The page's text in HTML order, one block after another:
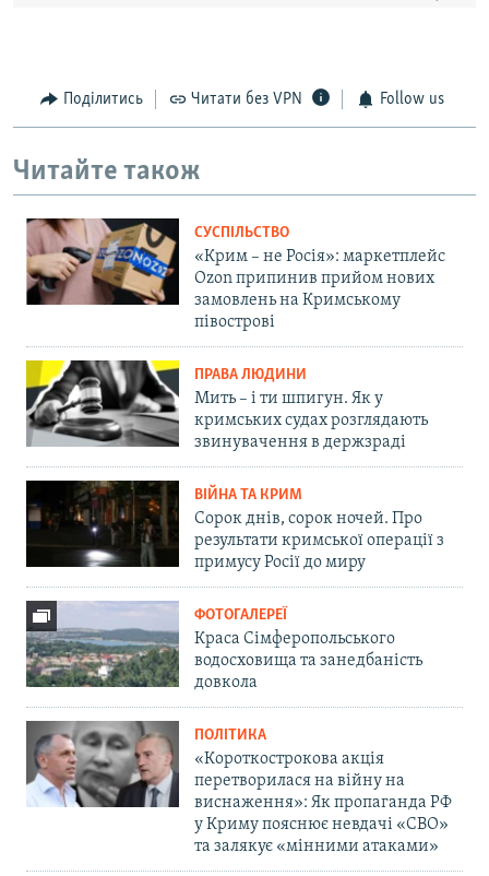
Поділитись Читати без VPN Follow us
Читайте також
СУСПІЛЬСТВО
«Крим – не Росія»: маркетплейс
Ozon припинив прийом нових
замовлень на Кримському
півострові
ПРАВА ЛЮДИНИ
Мить – і ти шпигун. Як у
кримських судах розглядають
звинувачення в держзраді
ВІЙНА ТА КРИМ
Сорок днів, сорок ночей. Про
результати кримської операції з
примусу Росії до миру
ФОТОГАЛЕРЕЇ
Краса Сімферопольського
водосховища та занедбаність
довкола
ПОЛІТИКА
«Короткострокова акція
перетворилася на війну на
виснаження»: Як пропаганда РФ
у Криму пояснює невдачі «СВО»
та залякує «мінними атаками»